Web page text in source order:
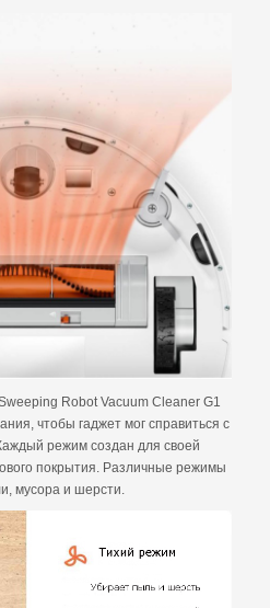
Robot Vacuum Cleaner G1
чтобы гаджет мог справиться с
режим создан для своей
покрытия. Различные режимы
мусора и шерсти.